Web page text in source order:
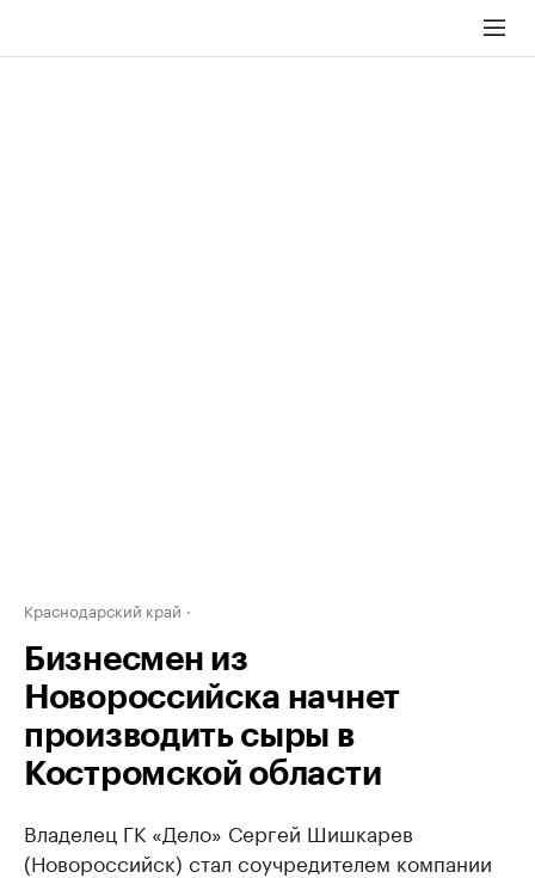
Краснодарский край
Бизнесмен из
Новороссийска начнет
производить сыры в
Костромской области
Владелец ГК «Дело» Сергей Шишкарев
(Новороссийск) стал соучредителем компании